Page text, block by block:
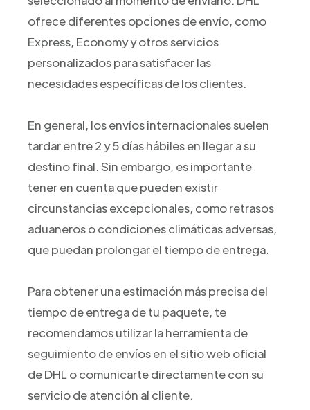
ofrece diferentes opciones de envío, como
Express, Economy y otros servicios
personalizados para satisfacer las
necesidades específicas de los clientes.
En general, los envíos internacionales suelen
tardar entre 2 y 5 días hábiles en llegar a su
destino final. Sin embargo, es importante
tener en cuenta que pueden existir
circunstancias excepcionales, como retrasos
aduaneros o condiciones climáticas adversas,
que puedan prolongar el tiempo de entrega.
Para obtener una estimación más precisa del
tiempo de entrega de tu paquete, te
recomendamos utilizar la herramienta de
seguimiento de envíos en el sitio web oficial
de DHL o comunicarte directamente con su
servicio de atención al cliente.